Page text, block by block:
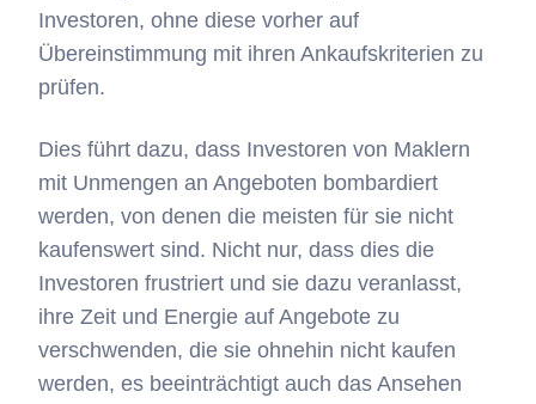
Investoren, ohne diese vorher auf
Übereinstimmung mit ihren Ankaufskriterien zu
prüfen.
Dies führt dazu, dass Investoren von Maklern
mit Unmengen an Angeboten bombardiert
werden, von denen die meisten für sie nicht
kaufenswert sind. Nicht nur, dass dies die
Investoren frustriert und sie dazu veranlasst,
ihre Zeit und Energie auf Angebote zu
verschwenden, die sie ohnehin nicht kaufen
werden, es beeinträchtigt auch das Ansehen